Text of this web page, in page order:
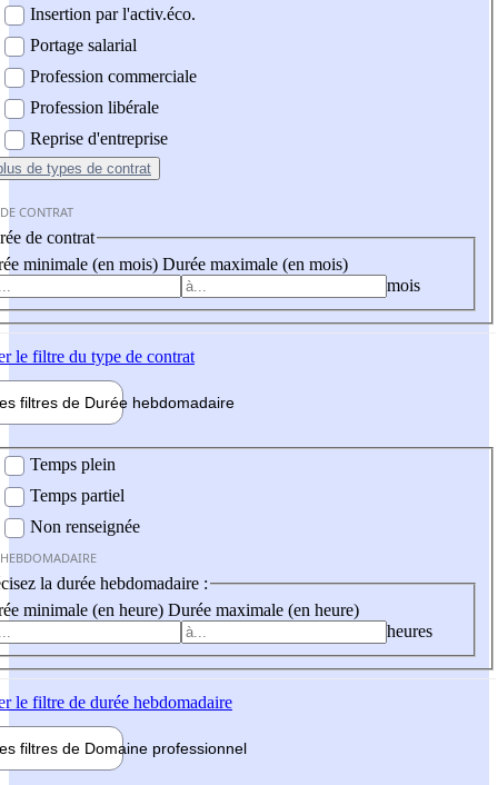
Insertion par l'activ.éco.
Portage salarial
Profession commerciale
Profession libérale
Reprise d'entreprise
de types de contrat
CONTRAT
de contrat
minimale (en mois) Durée maximale (en mois)
mois
le filtre du type de contrat
filtres de Durée hebdomadaire
Temps plein
Temps partiel
Non renseignée
la durée hebdomadaire :
minimale (en heure) Durée maximale (en heure)
heures
le filtre de durée hebdomadaire
filtres de Domaine professionnel